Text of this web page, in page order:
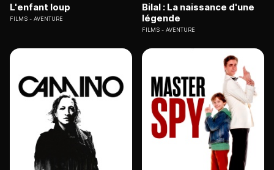
L'enfant loup
FILMS AVENTURE
Bilal : La naissance d'une
légende
FILMS AVENTURE